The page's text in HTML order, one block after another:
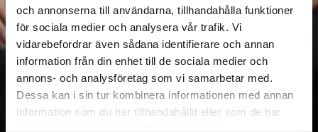
och annonserna till användarna, tillhandahålla funktioner
för sociala medier och analysera vår trafik. Vi
vidarebefordrar även sådana identifierare och annan
information från din enhet till de sociala medier och
annons- och analysföretag som vi samarbetar med.
Dessa kan i sin tur kombinera informationen med annan
information som du har tillhandahållit eller som de har